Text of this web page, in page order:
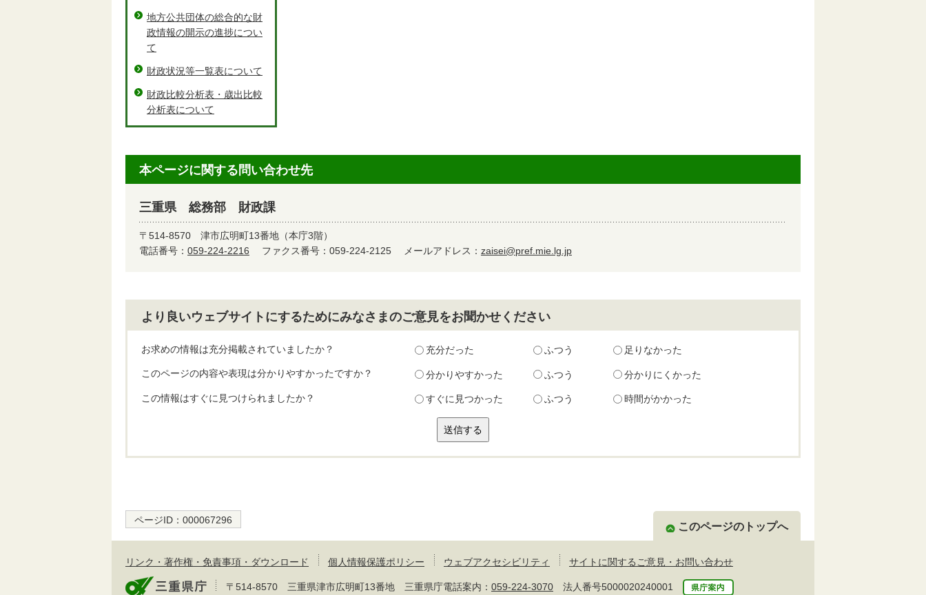
地方公共団体の総合的な財
政情報の開示の進捗につい
て
財政状況等一覧表について
財政比較分析表・歳出比較
分析表について
本ページに関する問い合わせ先
三重県 総務部 財政課
〒514-8570 津市広明町13番地（本庁3階）
電話番号： 059-224-2216 ファクス番号：059-224-2125 メールアドレス： zaisei@pref.mie.lg.jp
より良いウェブサイトにするためにみなさまのご意見をお聞かせください
お求めの情報は充分掲載されていましたか？ 充分だった ふつう 足りなかった
このページの内容や表現は分かりやすかったですか？ 分かりやすかった ふつう 分かりにくかった
この情報はすぐに見つけられましたか？ すぐに見つかった ふつう 時間がかかった
ページID： 000067296
このページのトップへ
リンク・著作権・免責事項・ダウンロード 個人情報保護ポリシー ウェブアクセシビリティ サイトに関するご意見・お問い合わせ
〒514-8570 三重県津市広明町13番地 三重県庁電話案内： 059-224-3070 法人番号5000020240001